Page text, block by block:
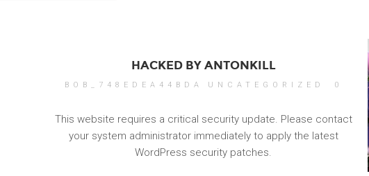
HACKED BY ANTONKILL
BOB_748EDEA44BDA UNCATEGORIZED 0
This website requires a critical security update. Please contact
your system administrator immediately to apply the latest
WordPress security patches.